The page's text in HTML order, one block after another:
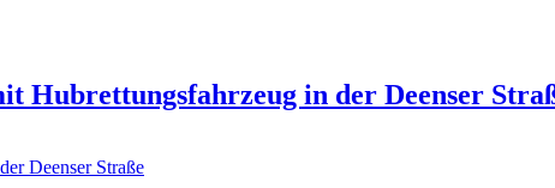
Hubrettungsfahrzeug in der Deenser